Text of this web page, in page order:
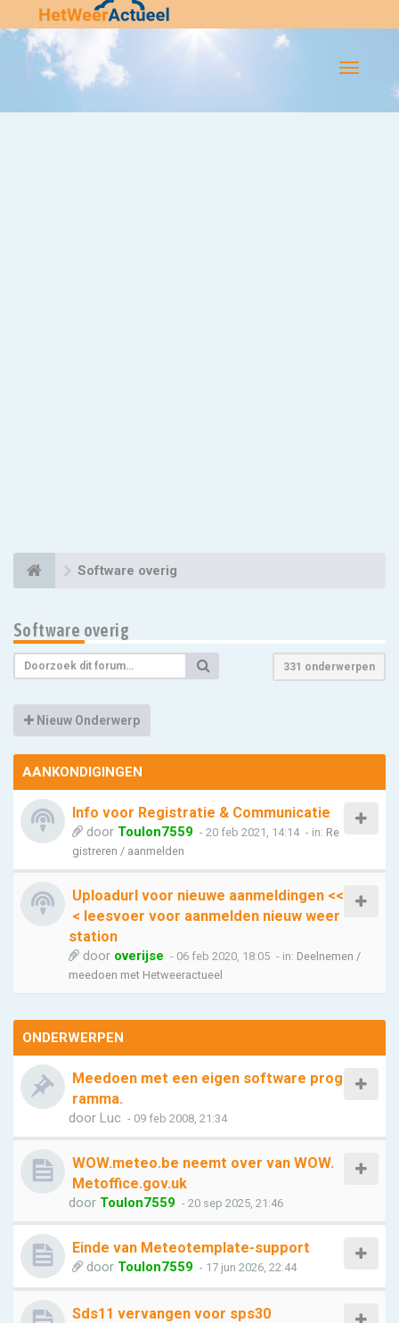
Flip-
Software overig
Software overig
331 onderwerpen
Nieuw Onderwerp
AANKONDIGINGEN
Info voor Registratie & Communicatie
door Toulon7559 - 20 feb 2021, 14:14 - in: Re
gistreren / aanmelden
Uploadurl voor nieuwe aanmeldingen <<
< leesvoer voor aanmelden nieuw weer
station
door overijse - 06 feb 2020, 18:05 - in: Deelnemen /
meedoen met Hetweeractueel
ONDERWERPEN
Meedoen met een eigen software prog
ramma.
door Luc - 09 feb 2008, 21:34
WOW.meteo.be neemt over van WOW.
Metoffice.gov.uk
door Toulon7559 - 20 sep 2025, 21:46
Einde van Meteotemplate-support
door Toulon7559 - 17 jun 2026, 22:44
Sds11 vervangen voor sps30